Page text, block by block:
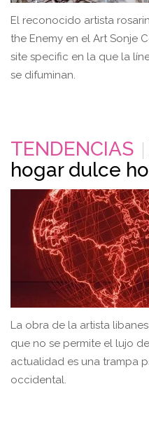
El reconocido artista
the Enemy en el Art Sonje
site specific en la que la
se difuminan.
TENDENCIAS
hogar dulce
La obra de la artista
que no se permite el lujo
actualidad es una trampa
occidental.